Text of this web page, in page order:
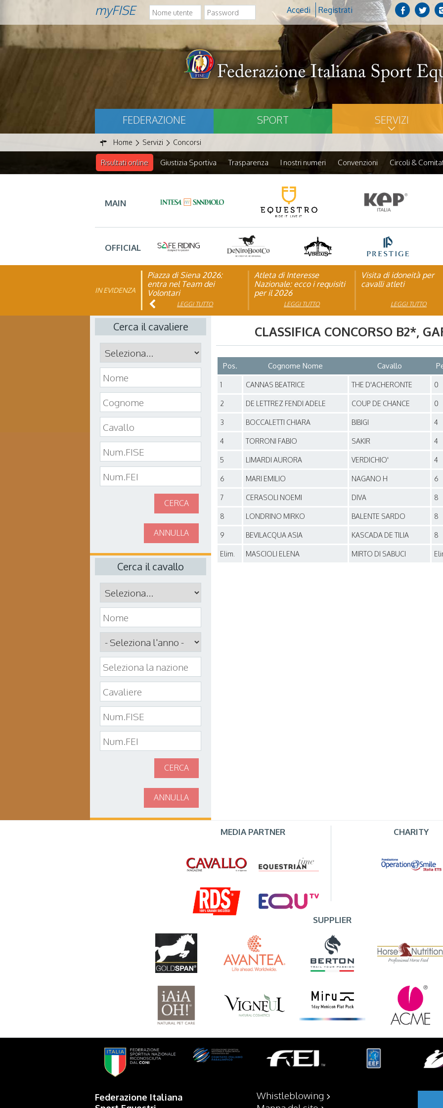
myFISE Accedi Registrati
FEDERAZIONE SPORT SERVIZI
Home Servizi Concorsi
Risultati online Giustizia Sportiva Trasparenza I nostri numeri Convenzioni Circoli &
MAIN
OFFICIAL
IN EVIDENZA
Piazza di Siena 2026:
entra nel Team dei
Volontari
LEGGI TUTTO
Atleta di Interesse
Nazionale: ecco i requisiti
per il 2026
LEGGI TUTTO
Visita di idoneità per
cavalli atleti
LEGGI TUTTO
FISE: aperta la Campagna
affiliazione 2026
LEGGI TUTTO
Natale con la FISE: al via
la nona edizione
dell’iniziativa solidale della
Federazione Italiana Sport
LEGGI TUTTO
Studente Atleta di alto
livello: pubblicato il
2025/2026LEGGI TUTTO
Cerca il cavaliere
CERCA
ANNULLA
Cerca il cavallo
CERCA
ANNULLA
CLASSIFICA CONCORSO B2*,
Pos. Cognome Nome Cavallo
1 CANNAS BEATRICE THE D'ACHERONTE 0
2 DE LETTREZ FENDI ADELE COUP DE CHANCE 0
3 BOCCALETTI CHIARA BIBIGI 4
4 TORRONI FABIO SAKIR 4
5 LIMARDI AURORA VERDICHIO' 4
6 MARI EMILIO NAGANO H 6
7 CERASOLI NOEMI DIVA 8
8 LONDRINO MIRKO BALENTE SARDO 8
9 BEVILACQUA ASIA KASCADA DE TILIA 8
Elim. MASCIOLI ELENA MIRTO DI SABUCI
MEDIA PARTNER CHARITY
SUPPLIER
Federazione Italiana
Whistleblowing